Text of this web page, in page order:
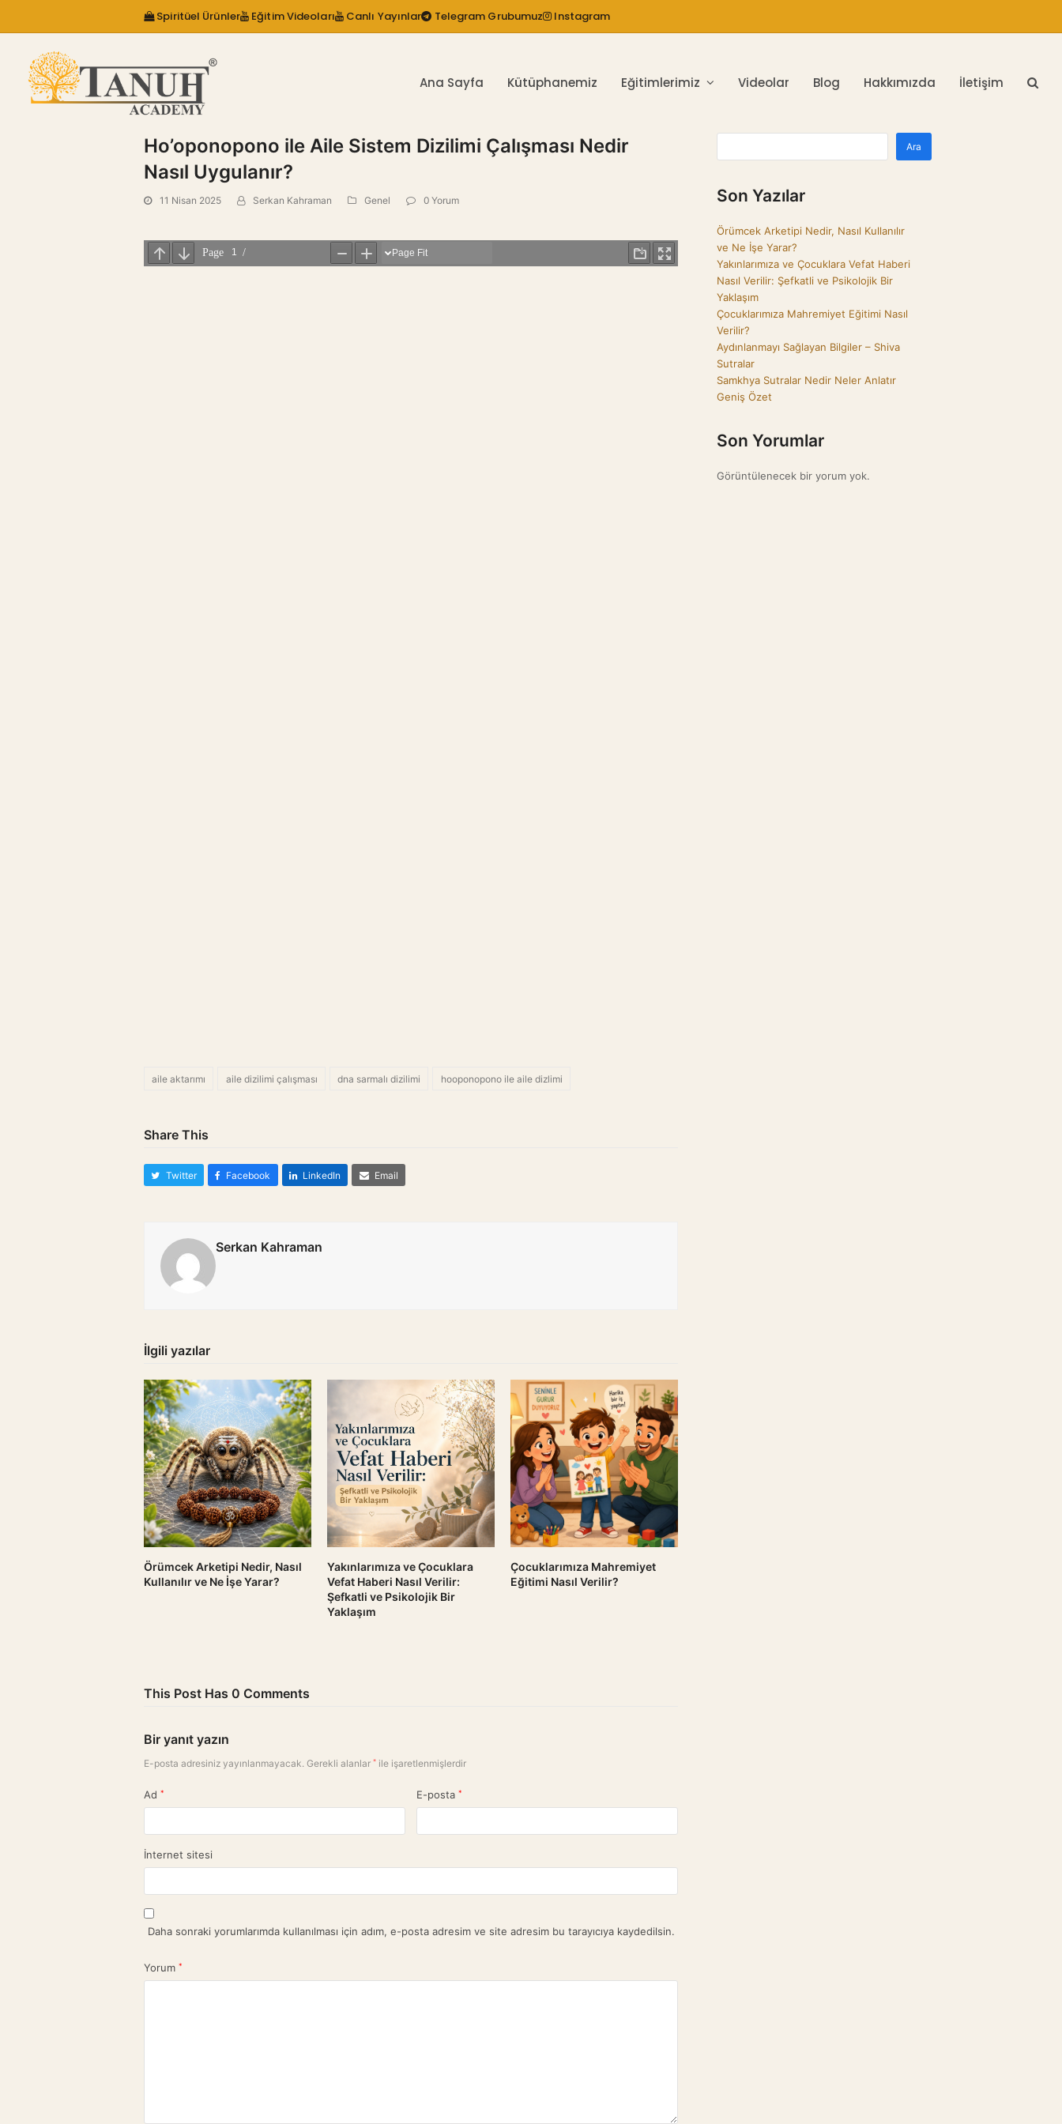
Spiritüel Ürünler Eğitim Videoları Canlı Yayınlar Telegram Grubumuz Instagram
Ana Sayfa Kütüphanemiz Eğitimlerimiz Videolar Blog Hakkımızda İletişim
Ho’oponopono ile Aile Sistem Dizilimi Çalışması Nedir
Nasıl Uygulanır?
11 Nisan 2025 Serkan Kahraman Genel 0 Yorum
aile aktarımı aile dizilimi çalışması dna sarmalı dizilimi hooponopono ile aile dizlimi
Share This
Twitter Facebook LinkedIn Email
Serkan Kahraman
İlgili yazılar
Örümcek Arketipi Nedir, Nasıl
Kullanılır ve Ne İşe Yarar?
Yakınlarımıza ve Çocuklara
Vefat Haberi Nasıl Verilir:
Şefkatli ve Psikolojik Bir
Yaklaşım
Çocuklarımıza Mahremiyet
Eğitimi Nasıl Verilir?
This Post Has 0 Comments
Bir yanıt yazın
E-posta adresiniz yayınlanmayacak. Gerekli alanlar * ile işaretlenmişlerdir
Ad * E-posta *
İnternet sitesi
Daha sonraki yorumlarımda kullanılması için adım, e-posta adresim ve site adresim bu tarayıcıya kaydedilsin.
Yorum *
Ara
Son Yazılar
Örümcek Arketipi Nedir, Nasıl Kullanılır
ve Ne İşe Yarar?
Yakınlarımıza ve Çocuklara Vefat Haberi
Nasıl Verilir: Şefkatli ve Psikolojik Bir
Yaklaşım
Çocuklarımıza Mahremiyet Eğitimi Nasıl
Verilir?
Aydınlanmayı Sağlayan Bilgiler – Shiva
Sutralar
Samkhya Sutralar Nedir Neler Anlatır
Geniş Özet
Son Yorumlar
Görüntülenecek bir yorum yok.